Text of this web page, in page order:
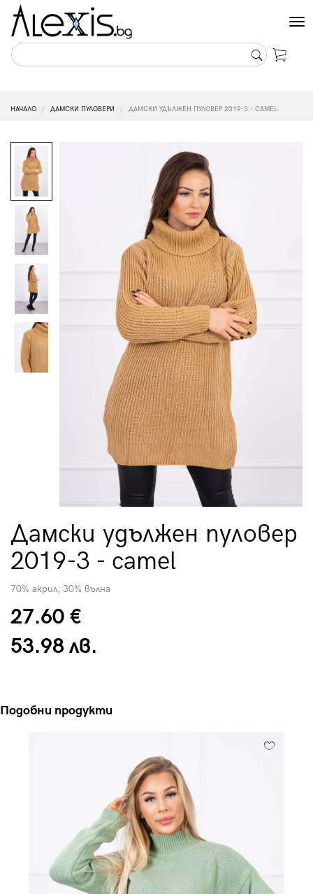
НАЧАЛО ДАМСКИ ПУЛОВЕРИ ДАМСКИ УДЪЛЖЕН ПУЛОВЕР 2019-3 - CAMEL
Дамски удължен пуловер
2019-3 - camel
70% акрил, 30% вълна
27.60 €
53.98 лв.
Подобни продукти